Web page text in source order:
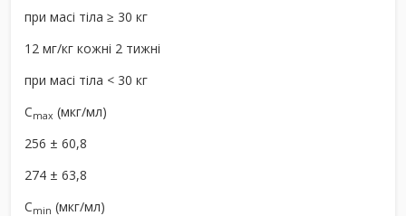
при масі тіла ≥ 30 кг
12 мг/кг кожні 2 тижні
при масі тіла < 30 кг
Cmax (мкг/мл)
256 ± 60,8
274 ± 63,8
Cmin (мкг/мл)